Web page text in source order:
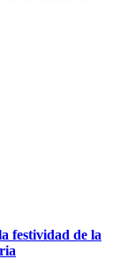
festividad de la